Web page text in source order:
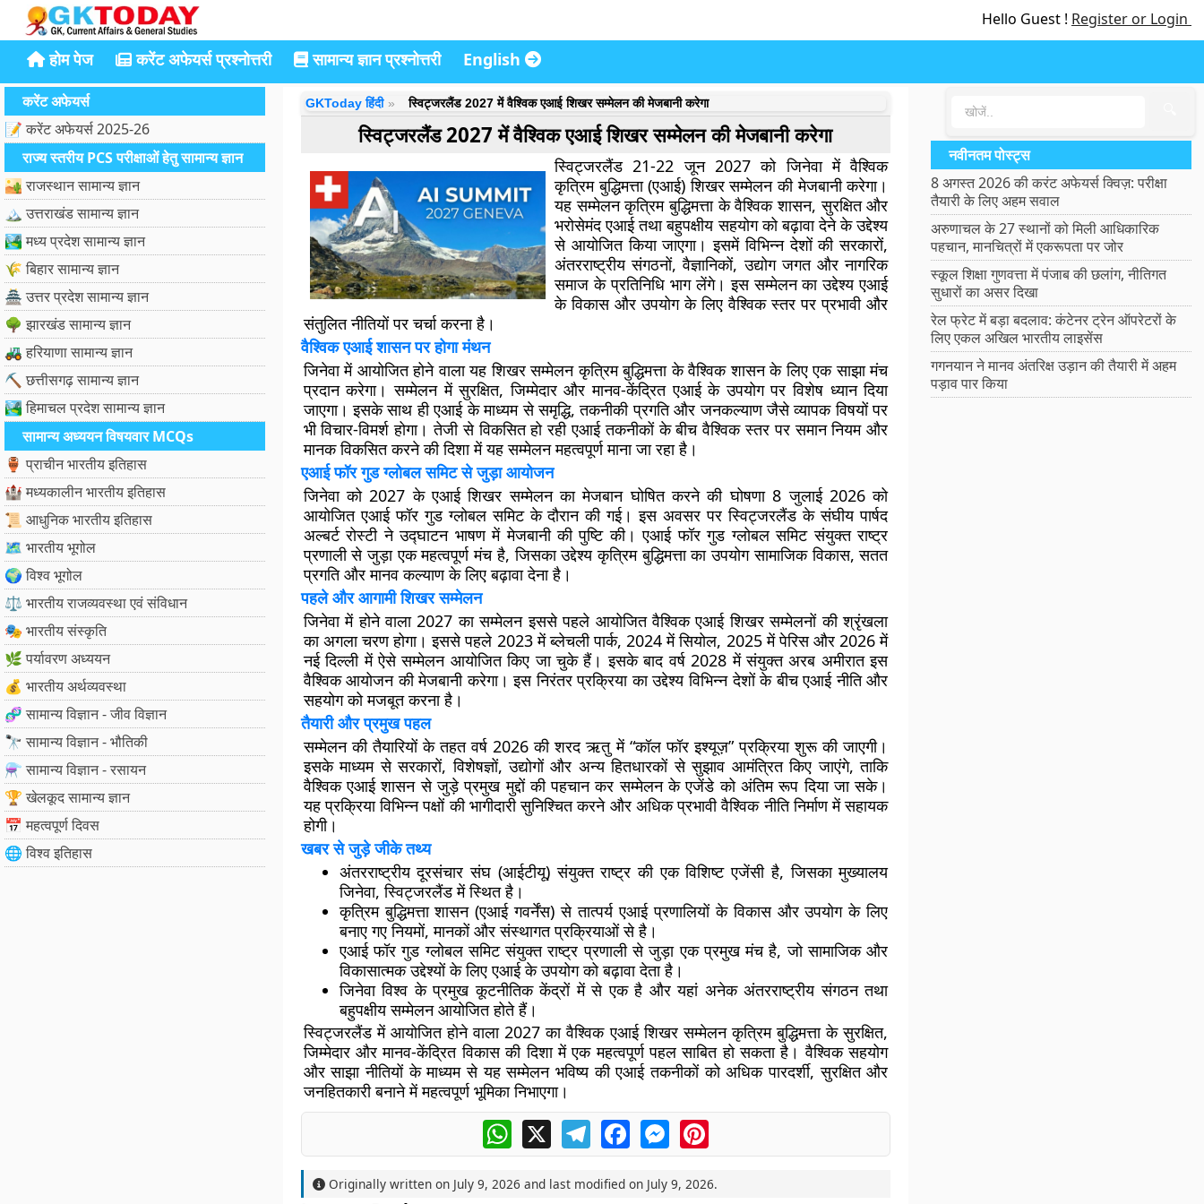
Hello Guest ! Register or Login
होम पेज करेंट अफेयर्स प्रश्नोत्तरी सामान्य ज्ञान प्रश्नोत्तरी English
करेंट अफेयर्स
📝 करेंट अफेयर्स 2025-26
राज्य स्तरीय PCS परीक्षाओं हेतु सामान्य ज्ञान
🏜️ राजस्थान सामान्य ज्ञान
🏔️ उत्तराखंड सामान्य ज्ञान
🏞️ मध्य प्रदेश सामान्य ज्ञान
🌾 बिहार सामान्य ज्ञान
🏯 उत्तर प्रदेश सामान्य ज्ञान
🌳 झारखंड सामान्य ज्ञान
🚜 हरियाणा सामान्य ज्ञान
⛏️ छत्तीसगढ़ सामान्य ज्ञान
🏞️ हिमाचल प्रदेश सामान्य ज्ञान
सामान्य अध्ययन विषयवार MCQs
🏺 प्राचीन भारतीय इतिहास
🏰 मध्यकालीन भारतीय इतिहास
📜 आधुनिक भारतीय इतिहास
🗺️ भारतीय भूगोल
🌍 विश्व भूगोल
⚖️ भारतीय राजव्यवस्था एवं संविधान
🎭 भारतीय संस्कृति
🌿 पर्यावरण अध्ययन
💰 भारतीय अर्थव्यवस्था
🧬 सामान्य विज्ञान - जीव विज्ञान
🔭 सामान्य विज्ञान - भौतिकी
⚗️ सामान्य विज्ञान - रसायन
🏆 खेलकूद सामान्य ज्ञान
📅 महत्वपूर्ण दिवस
🌐 विश्व इतिहास
GKToday हिंदी स्विट्जरलैंड 2027 में वैश्विक एआई शिखर सम्मेलन की मेजबानी करेगा
स्विट्जरलैंड 2027 में वैश्विक एआई शिखर सम्मेलन की मेजबानी करेगा
स्विट्जरलैंड 21-22 जून 2027 को जिनेवा में वैश्विक
कृत्रिम बुद्धिमत्ता (एआई) शिखर सम्मेलन की मेजबानी करेगा।
यह सम्मेलन कृत्रिम बुद्धिमत्ता के वैश्विक शासन, सुरक्षित और
भरोसेमंद एआई तथा बहुपक्षीय सहयोग को बढ़ावा देने के उद्देश्य
से आयोजित किया जाएगा। इसमें विभिन्न देशों की सरकारों,
अंतरराष्ट्रीय संगठनों, वैज्ञानिकों, उद्योग जगत और नागरिक
समाज के प्रतिनिधि भाग लेंगे। इस सम्मेलन का उद्देश्य एआई
के विकास और उपयोग के लिए वैश्विक स्तर पर प्रभावी और
संतुलित नीतियों पर चर्चा करना है।
वैश्विक एआई शासन पर होगा मंथन
जिनेवा में आयोजित होने वाला यह शिखर सम्मेलन कृत्रिम बुद्धिमत्ता के वैश्विक शासन के लिए एक साझा मंच
प्रदान करेगा। सम्मेलन में सुरक्षित, जिम्मेदार और मानव-केंद्रित एआई के उपयोग पर विशेष ध्यान दिया
जाएगा। इसके साथ ही एआई के माध्यम से समृद्धि, तकनीकी प्रगति और जनकल्याण जैसे व्यापक विषयों पर
भी विचार-विमर्श होगा। तेजी से विकसित हो रही एआई तकनीकों के बीच वैश्विक स्तर पर समान नियम और
मानक विकसित करने की दिशा में यह सम्मेलन महत्वपूर्ण माना जा रहा है।
एआई फॉर गुड ग्लोबल समिट से जुड़ा आयोजन
जिनेवा को 2027 के एआई शिखर सम्मेलन का मेजबान घोषित करने की घोषणा 8 जुलाई 2026 को
आयोजित एआई फॉर गुड ग्लोबल समिट के दौरान की गई। इस अवसर पर स्विट्जरलैंड के संघीय पार्षद
अल्बर्ट रोस्टी ने उद्घाटन भाषण में मेजबानी की पुष्टि की। एआई फॉर गुड ग्लोबल समिट संयुक्त राष्ट्र
प्रणाली से जुड़ा एक महत्वपूर्ण मंच है, जिसका उद्देश्य कृत्रिम बुद्धिमत्ता का उपयोग सामाजिक विकास, सतत
प्रगति और मानव कल्याण के लिए बढ़ावा देना है।
पहले और आगामी शिखर सम्मेलन
जिनेवा में होने वाला 2027 का सम्मेलन इससे पहले आयोजित वैश्विक एआई शिखर सम्मेलनों की श्रृंखला
का अगला चरण होगा। इससे पहले 2023 में ब्लेचली पार्क, 2024 में सियोल, 2025 में पेरिस और 2026 में
नई दिल्ली में ऐसे सम्मेलन आयोजित किए जा चुके हैं। इसके बाद वर्ष 2028 में संयुक्त अरब अमीरात इस
वैश्विक आयोजन की मेजबानी करेगा। इस निरंतर प्रक्रिया का उद्देश्य विभिन्न देशों के बीच एआई नीति और
सहयोग को मजबूत करना है।
तैयारी और प्रमुख पहल
सम्मेलन की तैयारियों के तहत वर्ष 2026 की शरद ऋतु में “कॉल फॉर इश्यूज़” प्रक्रिया शुरू की जाएगी।
इसके माध्यम से सरकारों, विशेषज्ञों, उद्योगों और अन्य हितधारकों से सुझाव आमंत्रित किए जाएंगे, ताकि
वैश्विक एआई शासन से जुड़े प्रमुख मुद्दों की पहचान कर सम्मेलन के एजेंडे को अंतिम रूप दिया जा सके।
यह प्रक्रिया विभिन्न पक्षों की भागीदारी सुनिश्चित करने और अधिक प्रभावी वैश्विक नीति निर्माण में सहायक
होगी।
खबर से जुड़े जीके तथ्य
अंतरराष्ट्रीय दूरसंचार संघ (आईटीयू) संयुक्त राष्ट्र की एक विशिष्ट एजेंसी है, जिसका मुख्यालय
जिनेवा, स्विट्जरलैंड में स्थित है।
कृत्रिम बुद्धिमत्ता शासन (एआई गवर्नेंस) से तात्पर्य एआई प्रणालियों के विकास और उपयोग के लिए
बनाए गए नियमों, मानकों और संस्थागत प्रक्रियाओं से है।
एआई फॉर गुड ग्लोबल समिट संयुक्त राष्ट्र प्रणाली से जुड़ा एक प्रमुख मंच है, जो सामाजिक और
विकासात्मक उद्देश्यों के लिए एआई के उपयोग को बढ़ावा देता है।
जिनेवा विश्व के प्रमुख कूटनीतिक केंद्रों में से एक है और यहां अनेक अंतरराष्ट्रीय संगठन तथा
बहुपक्षीय सम्मेलन आयोजित होते हैं।
स्विट्जरलैंड में आयोजित होने वाला 2027 का वैश्विक एआई शिखर सम्मेलन कृत्रिम बुद्धिमत्ता के सुरक्षित,
जिम्मेदार और मानव-केंद्रित विकास की दिशा में एक महत्वपूर्ण पहल साबित हो सकता है। वैश्विक सहयोग
और साझा नीतियों के माध्यम से यह सम्मेलन भविष्य की एआई तकनीकों को अधिक पारदर्शी, सुरक्षित और
जनहितकारी बनाने में महत्वपूर्ण भूमिका निभाएगा।
WhatsApp
X TelegramFacebookMessengerPinterest
Originally written on July 9, 2026 and last modified on July 9, 2026.
नवीनतम पोस्ट्स
8 अगस्त 2026 की करंट अफेयर्स क्विज़: परीक्षा
तैयारी के लिए अहम सवाल
अरुणाचल के 27 स्थानों को मिली आधिकारिक
पहचान, मानचित्रों में एकरूपता पर जोर
स्कूल शिक्षा गुणवत्ता में पंजाब की छलांग, नीतिगत
सुधारों का असर दिखा
रेल फ्रेट में बड़ा बदलाव: कंटेनर ट्रेन ऑपरेटरों के
लिए एकल अखिल भारतीय लाइसेंस
गगनयान ने मानव अंतरिक्ष उड़ान की तैयारी में अहम
पड़ाव पार किया